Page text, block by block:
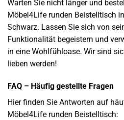
Warten Sie nicht länger und
Möbel4Life runden Beistelltisch
Schwarz. Lassen Sie sich von
Funktionalität begeistern und
in eine Wohlfühloase. Wir sind
lieben werden!
FAQ – Häufig gestellte Fragen
Hier finden Sie Antworten auf
Möbel4Life runden Beistelltisch: